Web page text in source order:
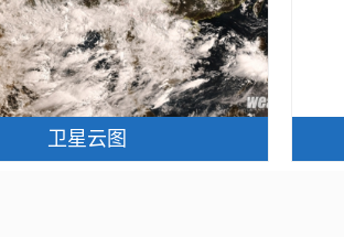
卫星云图